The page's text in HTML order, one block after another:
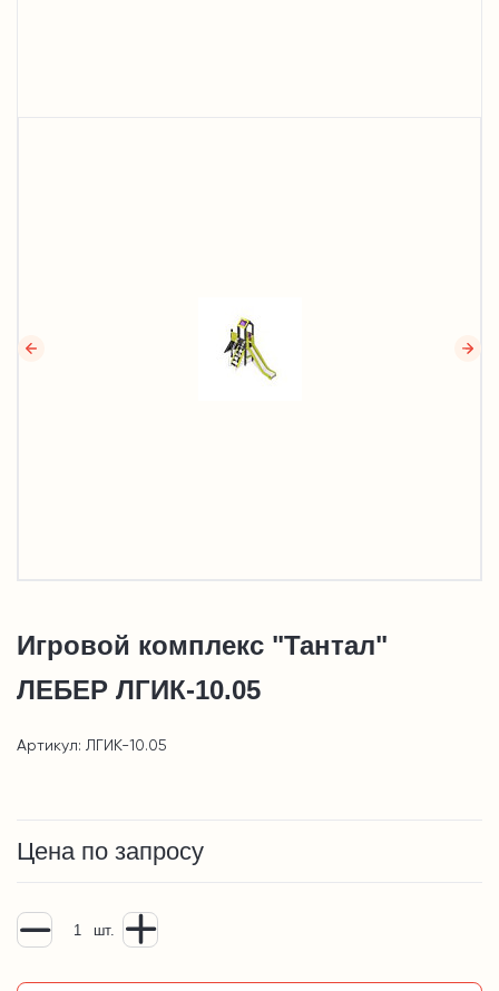
Игровой комплекс "Тантал"
ЛЕБЕР ЛГИК-10.05
Артикул: ЛГИК-10.05
Цена по запросу
шт.